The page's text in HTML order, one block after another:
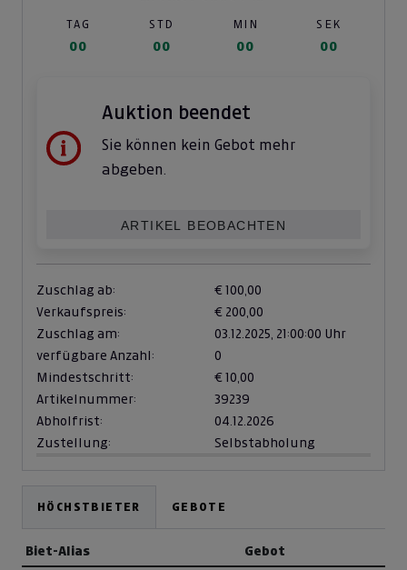
TAG STD MIN SEK
00 00 00 00
Auktion beendet
Sie können kein Gebot mehr
abgeben.
ARTIKEL BEOBACHTEN
Zuschlag ab:
€ 100,00
Verkaufspreis:
€ 200,00
Zuschlag am:
03.12.2025, 21:00:00 Uhr
verfügbare Anzahl:
0
Mindestschritt:
€ 10,00
Artikelnummer:
39239
Abholfrist:
04.12.2026
Zustellung:
Selbstabholung
HÖCHSTBIETER GEBOTE
Biet-Alias Gebot